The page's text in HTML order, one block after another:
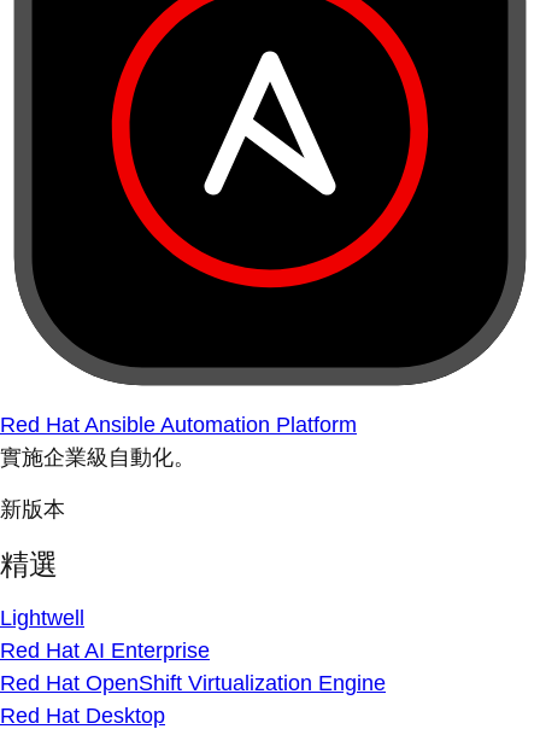
Red Hat Ansible Automation Platform
實施企業級自動化。
新版本
精選
Lightwell
Red Hat AI Enterprise
Red Hat OpenShift Virtualization Engine
Red Hat Desktop